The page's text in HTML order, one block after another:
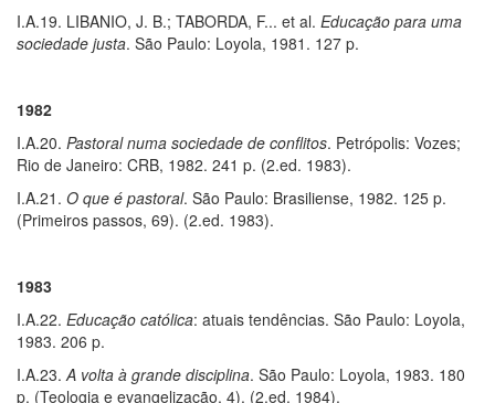
I.A.19. LIBANIO, J. B.; TABORDA, F... et al. Educação para uma
sociedade justa. São Paulo: Loyola, 1981. 127 p.
1982
I.A.20. Pastoral numa sociedade de conflitos. Petrópolis: Vozes;
Rio de Janeiro: CRB, 1982. 241 p. (2.ed. 1983).
I.A.21. O que é pastoral. São Paulo: Brasiliense, 1982. 125 p.
(Primeiros passos, 69). (2.ed. 1983).
1983
I.A.22. Educação católica: atuais tendências. São Paulo: Loyola,
1983. 206 p.
I.A.23.A volta à grande disciplina. São Paulo: Loyola, 1983. 180
p. (Teologia e evangelização, 4). (2.ed. 1984).